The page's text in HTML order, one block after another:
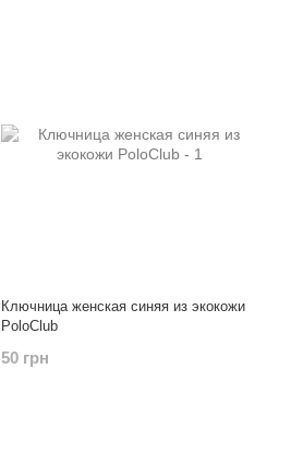
Ключница женская синяя из экокожи
PoloClub
50 грн